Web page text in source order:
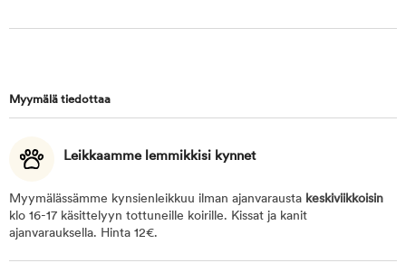
Myymälä tiedottaa
Leikkaamme lemmikkisi kynnet
Myymälässämme kynsienleikkuu ilman ajanvarausta keskiviikkoisin
klo 16-17 käsittelyyn tottuneille koirille. Kissat ja kanit
ajanvarauksella. Hinta 12€.